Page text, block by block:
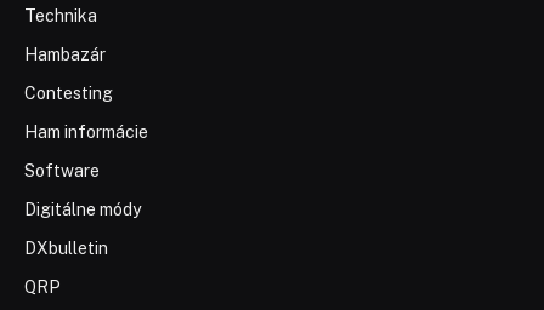
Technika
Hambazár
Contesting
Ham informácie
Software
Digitálne módy
DXbulletin
QRP